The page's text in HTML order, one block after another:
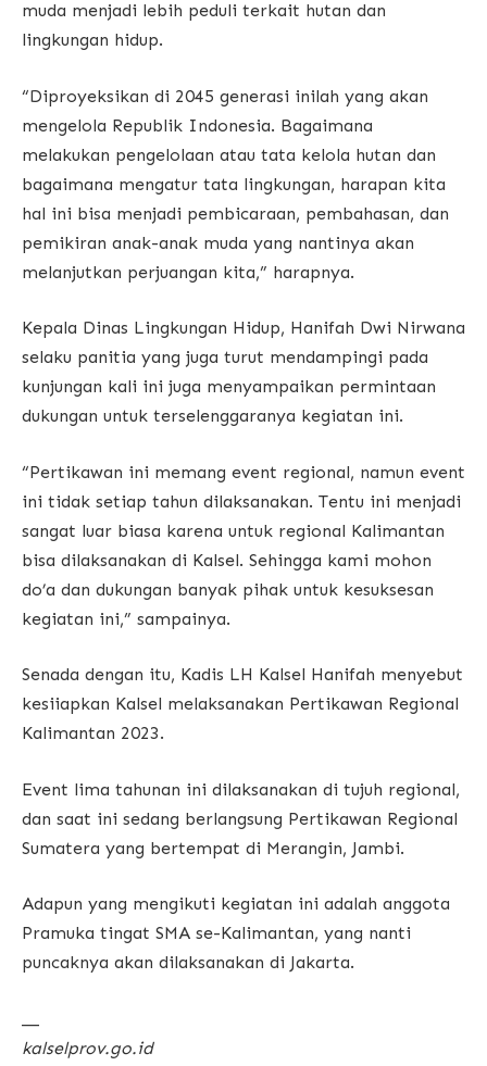
muda menjadi lebih peduli terkait hutan dan
lingkungan hidup.
“Diproyeksikan di 2045 generasi inilah yang akan
mengelola Republik Indonesia. Bagaimana
melakukan pengelolaan atau tata kelola hutan dan
bagaimana mengatur tata lingkungan, harapan kita
hal ini bisa menjadi pembicaraan, pembahasan, dan
pemikiran anak-anak muda yang nantinya akan
melanjutkan perjuangan kita,” harapnya.
Kepala Dinas Lingkungan Hidup, Hanifah Dwi Nirwana
selaku panitia yang juga turut mendampingi pada
kunjungan kali ini juga menyampaikan permintaan
dukungan untuk terselenggaranya kegiatan ini.
“Pertikawan ini memang event regional, namun event
ini tidak setiap tahun dilaksanakan. Tentu ini menjadi
sangat luar biasa karena untuk regional Kalimantan
bisa dilaksanakan di Kalsel. Sehingga kami mohon
do’a dan dukungan banyak pihak untuk kesuksesan
kegiatan ini,” sampainya.
Senada dengan itu, Kadis LH Kalsel Hanifah menyebut
kesiiapkan Kalsel melaksanakan Pertikawan Regional
Kalimantan 2023.
Event lima tahunan ini dilaksanakan di tujuh regional,
dan saat ini sedang berlangsung Pertikawan Regional
Sumatera yang bertempat di Merangin, Jambi.
Adapun yang mengikuti kegiatan ini adalah anggota
Pramuka tingat SMA se-Kalimantan, yang nanti
puncaknya akan dilaksanakan di Jakarta.
kalselprov.go.id